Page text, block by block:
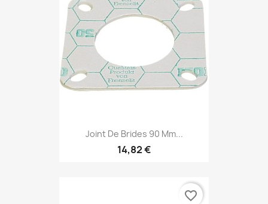
Joint De Brides 90 Mm...
14,82 €
favorite_border